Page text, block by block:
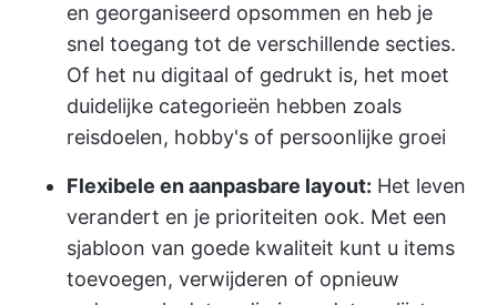
en georganiseerd opsommen en heb je
snel toegang tot de verschillende secties.
Of het nu digitaal of gedrukt is, het moet
duidelijke categorieën hebben zoals
reisdoelen, hobby's of persoonlijke groei
Flexibele en aanpasbare layout: Het leven
verandert en je prioriteiten ook. Met een
sjabloon van goede kwaliteit kunt u items
toevoegen, verwijderen of opnieuw